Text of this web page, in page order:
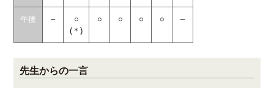
午後 –
○
(＊)
○ ○ ○ ○ –
先生からの一言